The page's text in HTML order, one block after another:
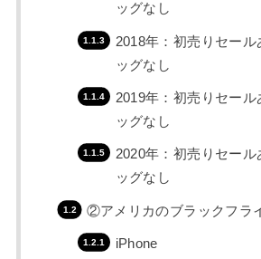
ッグなし
2018年：初売りセー
ッグなし
2019年：初売りセー
ッグなし
2020年：初売りセー
ッグなし
②アメリカのブラックフラ
iPhone